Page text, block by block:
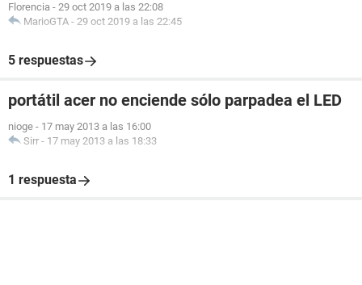
Florencia - 29 oct 2019 a las 22:08
MarioGTA - 29 oct 2019 a las 22:45
5 respuestas
portátil acer no enciende sólo parpadea el LED
nioge - 17 may 2013 a las 16:00
Sirr - 17 may 2013 a las 18:33
1 respuesta